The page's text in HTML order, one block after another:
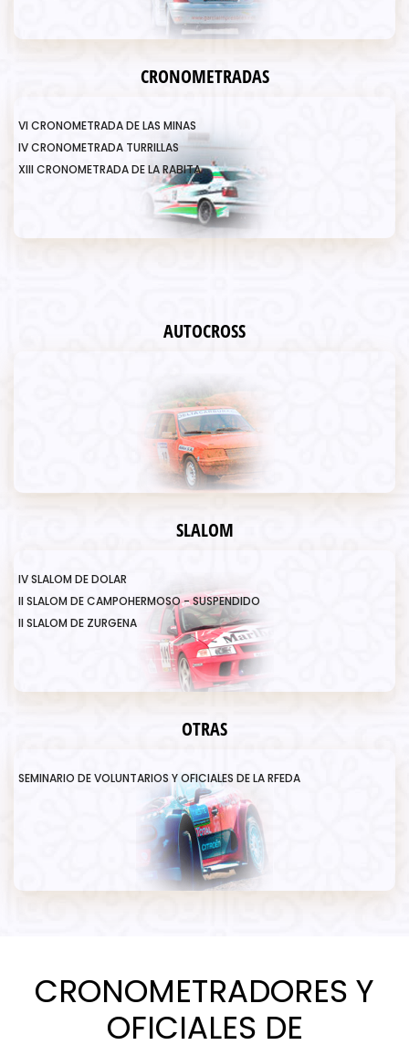
CRONOMETRADAS
VI CRONOMETRADA DE LAS MINAS
IV CRONOMETRADA TURRILLAS
XIII CRONOMETRADA DE LA RABITA
AUTOCROSS
SLALOM
IV SLALOM DE DOLAR
II SLALOM DE CAMPOHERMOSO - SUSPENDIDO
II SLALOM DE ZURGENA
OTRAS
SEMINARIO DE VOLUNTARIOS Y OFICIALES DE LA RFEDA
CRONOMETRADORES Y
OFICIALES DE